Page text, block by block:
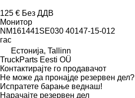
125 € Без ДДВ
Монитор
NM161441SE030 40147-15-012
гас
Естонија, Tallinn
TruckParts Eesti OÜ
Контактирајте го продавачот
Не може да пронајде резервен дел?
Испратете барање веднаш!
Нарачајте резервен дел